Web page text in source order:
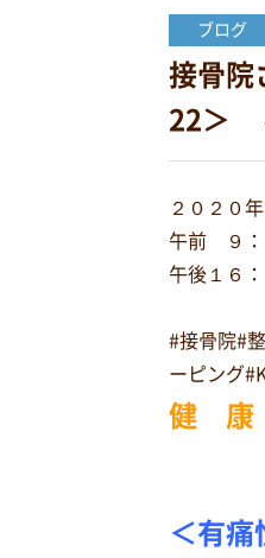
ブログ
接骨
22＞
２０２０
午前 ９：
午後１６
#接骨院#
ーピング
健
＜有痛